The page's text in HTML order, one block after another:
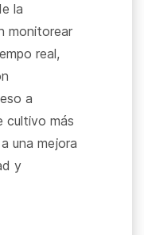
la
monitorear
real,
a
cultivo más
una mejora
y